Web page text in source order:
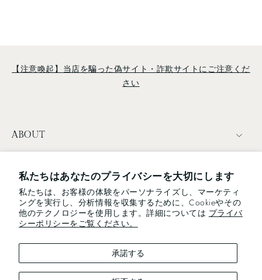
私たちはあなたのプライバシーを大切にします
私たちは、お客様の体験をパーソナライズし、マーケティ
ングを実行し、分析情報を収集するために、Cookieやその
他のテクノロジーを使用します。詳細については プライバ
シーポリシーをご覧ください。
承諾する
【注意喚起】当店を騙った偽サイト・詐欺サイトにご注意くだ
さい
ABOUT
NEWSLETTER
電子メール